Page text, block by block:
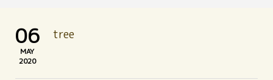
06
MAY
2020
tree